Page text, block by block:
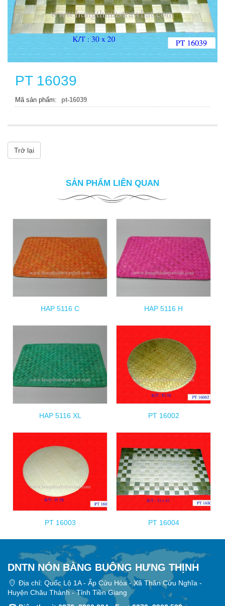
PT 16039
Mã sản phẩm pt-16039
Trở lại
SẢN PHẨM LIÊN QUAN
HAP 5116 C HAP 5116 H
HAP 5116 XL PT 16002
PT 16003 PT 16004
DNTN NÓN BÀNG BUÔNG HƯNG THỊNH
Địa chỉ: Quốc Lộ 1A - Ấp Cửu Hòa - Xã Thân Cửu Nghĩa -
Huyện Châu Thành - Tỉnh Tiền Giang